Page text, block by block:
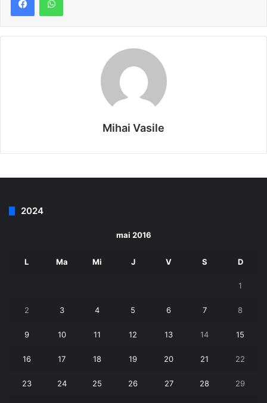
Mihai Vasile
2024
mai 2016
L Ma Mi J V S D
1
2 3 4 5 6 7 8
9 10 11 12 13 14 15
16 17 18 19 20 21 22
23 24 25 26 27 28 29